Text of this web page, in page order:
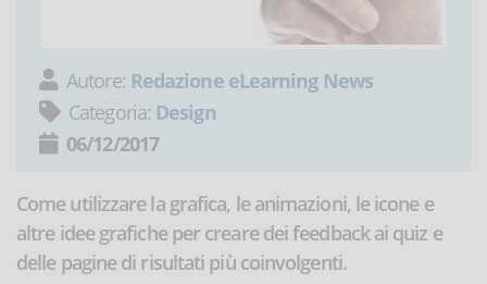
Autore: Redazione eLearning News
Categoria: Design
06/12/2017
Come utilizzare la grafica, le animazioni, le icone e
altre idee grafiche per creare dei feedback ai quiz e
delle pagine di risultati più coinvolgenti.